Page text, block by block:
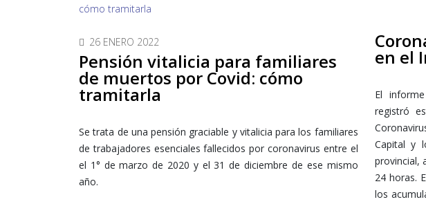
26 ENERO 2022
Pensión vitalicia para familiares
de muertos por Covid: cómo
tramitarla
Se trata de una pensión graciable y vitalicia para los familiares
de trabajadores esenciales fallecidos por coronavirus entre el
el 1° de marzo de 2020 y el 31 de diciembre de ese mismo
año.
en el
El
registró
Capital y
provincial,
24 horas.
los